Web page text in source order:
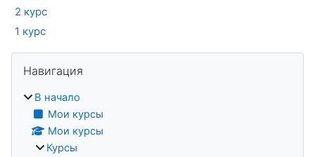
2 курс
1 курс
Блоки
Навигация
В начало
Мои курсы
Мои курсы
Курсы